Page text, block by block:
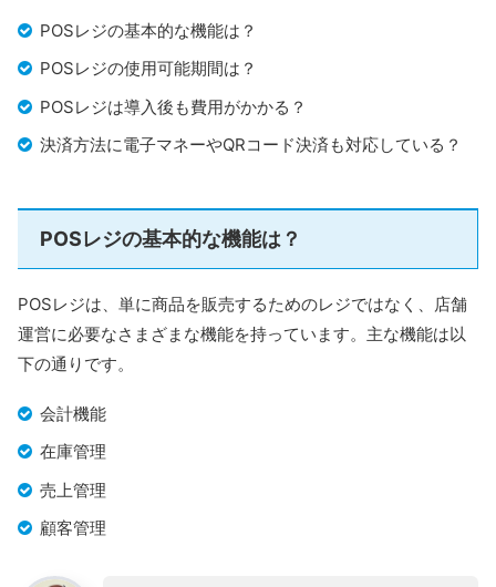
POSレジの基本的な機能は？
POSレジの使用可能期間は？
POSレジは導入後も費用がかかる？
決済方法に電子マネーやQRコード決済も対応している？
POSレジの基本的な機能は？
POSレジは、単に商品を販売するためのレジではなく、店舗
運営に必要なさまざまな機能を持っています。主な機能は以
下の通りです。
会計機能
在庫管理
売上管理
顧客管理